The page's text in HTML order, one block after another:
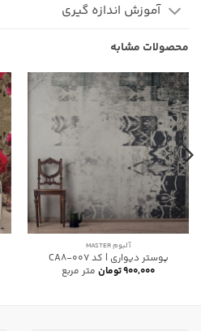
آموزش اندازه گیری
محصولات مشابه
آلبوم MASTER
پوستر دیواری | کد CA8-007
۹۰۰,۰۰۰تومان متر مربع